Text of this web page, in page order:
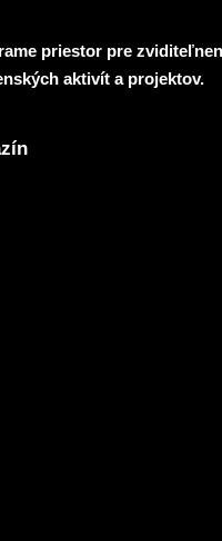
priestor pre
aktivít a projektov.